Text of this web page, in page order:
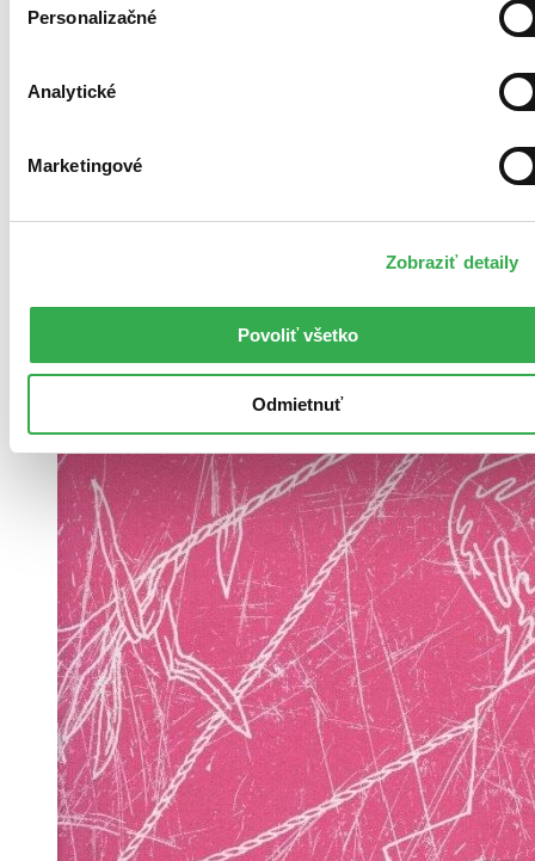
Personalizačné
Analytické
Marketingové
Zobraziť detaily
Povoliť všetko
Odmietnuť
iba posledné kusy a ďalšie už nemá ani distribútor, preto je
možné, že bude onedlho úplne vypredaný. Ak ho chcete mať,
14,05 €